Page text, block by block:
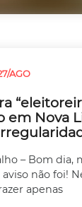
AGO
em Nova
– Bom dia,
não foi!
apenas